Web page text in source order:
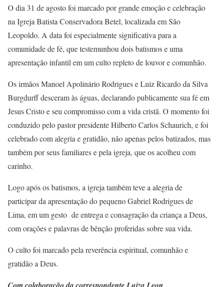
O dia 31 de agosto foi marcado por grande emoção e celebração
na Igreja Batista Conservadora Betel, localizada em São
Leopoldo. A data foi especialmente significativa para a
comunidade de fé, que testemunhou dois batismos e uma
apresentação infantil em um culto repleto de louvor e comunhão.
Os irmãos Manoel Apolinário Rodrigues e Luiz Ricardo da Silva
Burgdurff desceram às águas, declarando publicamente sua fé em
Jesus Cristo e seu compromisso com a vida cristã. O momento foi
conduzido pelo pastor presidente Hilberto Carlos Schaurich, e foi
celebrado com alegria e gratidão, não apenas pelos batizados, mas
também por seus familiares e pela igreja, que os acolheu com
carinho.
Logo após os batismos, a igreja também teve a alegria de
participar da apresentação do pequeno Gabriel Rodrigues de
Lima, em um gesto de entrega e consagração da criança a Deus,
com orações e palavras de bênção proferidas sobre sua vida.
O culto foi marcado pela reverência espiritual, comunhão e
gratidão a Deus.